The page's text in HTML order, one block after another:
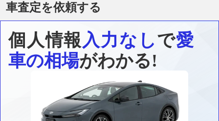
車査定を依頼する
個人情報入力なしで愛
車の相場がわかる!